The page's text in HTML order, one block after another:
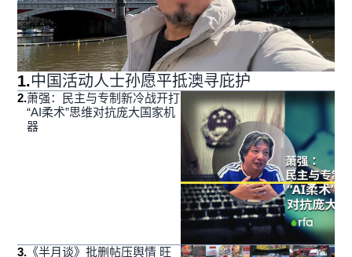
1.中国活动人士孙愿平抵澳寻庇护
2.萧强：民主与专制新冷战开打
“AI柔术”思维对抗庞大国家机
器
3. 《半月谈》批删帖压舆情 旺